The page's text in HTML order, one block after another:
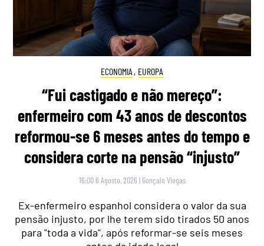
ECONOMIA , EUROPA
“Fui castigado e não mereço”:
enfermeiro com 43 anos de descontos
reformou-se 6 meses antes do tempo e
considera corte na pensão “injusto”
16:00 6 Agosto, 2026 | Gonçalo Viegas
Ex-enfermeiro espanhol considera o valor da sua
pensão injusto, por lhe terem sido tirados 50 anos
para "toda a vida", após reformar-se seis meses